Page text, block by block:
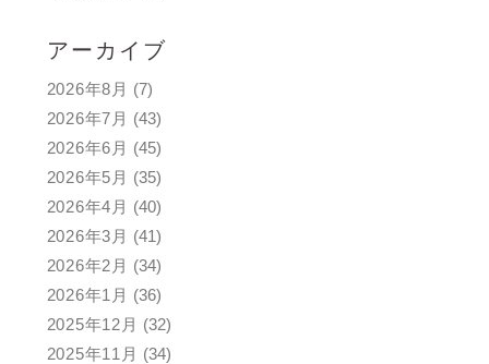
アーカイブ
2026年8月 (7)
2026年7月 (43)
2026年6月 (45)
2026年5月 (35)
2026年4月 (40)
2026年3月 (41)
2026年2月 (34)
2026年1月 (36)
2025年12月 (32)
2025年11月 (34)